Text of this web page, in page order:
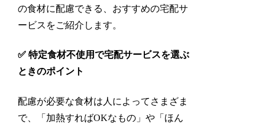
の食材に配慮できる、おすすめの宅配サ
ービスをご紹介します。
✅ 特定食材不使用で宅配サービスを選ぶ
ときのポイント
配慮が必要な食材は人によってさまざま
で、「加熱すればOKなもの」や「ほん